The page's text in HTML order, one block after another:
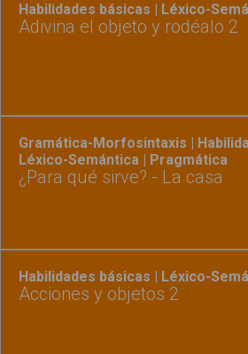
Habilidades básicas | Léxico-
Adivina el objeto y rodéalo 2
Gramática-Morfosintaxis |
Léxico-Semántica | Pragmática
¿Para qué sirve? - La casa
Habilidades básicas | Léxico-
Acciones y objetos 2